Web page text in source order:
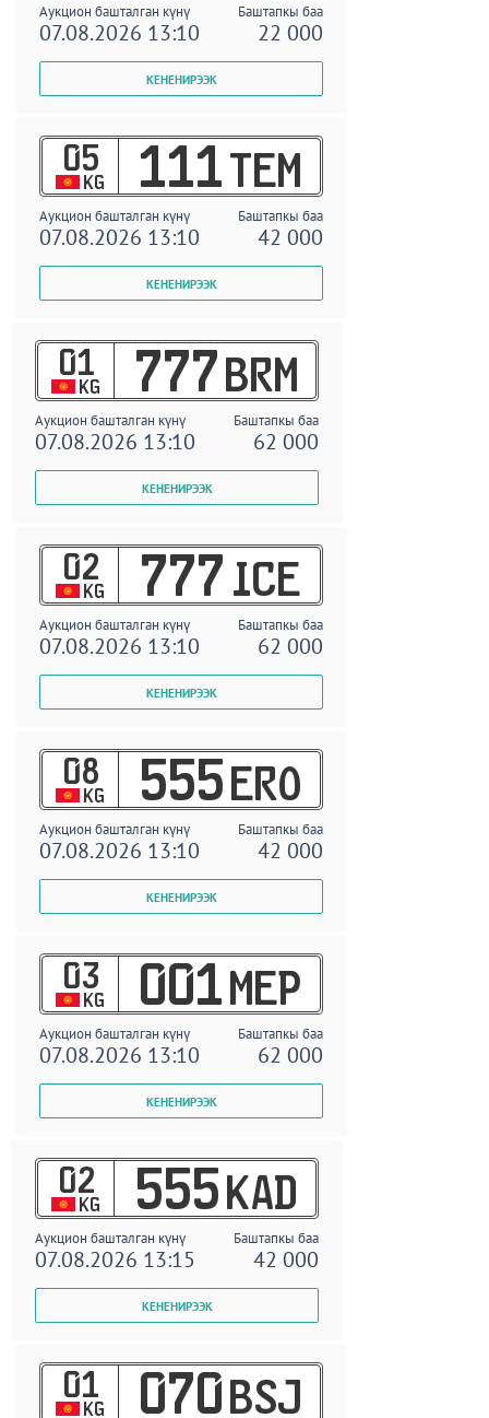
Аукцион башталган күнү Баштапкы баа
07.08.2026 13:10 22 000
05
KG 111 TEM
Аукцион башталган күнү Баштапкы баа
07.08.2026 13:10 42 000
01
KG 777 BRM
Аукцион башталган күнү Баштапкы баа
07.08.2026 13:10 62 000
02
KG 777 ICE
Аукцион башталган күнү Баштапкы баа
07.08.2026 13:10 62 000
08
KG 555 ERO
Аукцион башталган күнү Баштапкы баа
07.08.2026 13:10 42 000
03
KG 001 MEP
Аукцион башталган күнү Баштапкы баа
07.08.2026 13:10 62 000
02
KG 555 KAD
Аукцион башталган күнү Баштапкы баа
07.08.2026 13:15 42 000
01
KG 070 BSJ